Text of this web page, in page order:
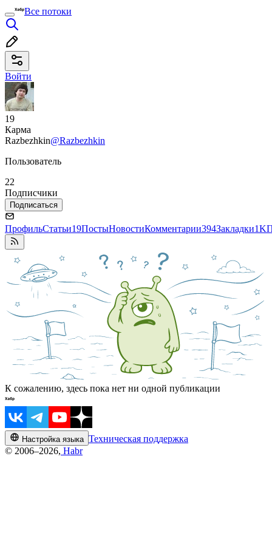
Все потоки
Войти
19
Карма
Razbezhkin@Razbezhkin
Пользователь
22
Подписчики
Подписаться
ПрофильСтатьи19ПостыНовостиКомментарии394Закладки1K
К сожалению, здесь пока нет ни одной публикации
Настройка языка Техническая поддержка
© 2006–2026, Habr